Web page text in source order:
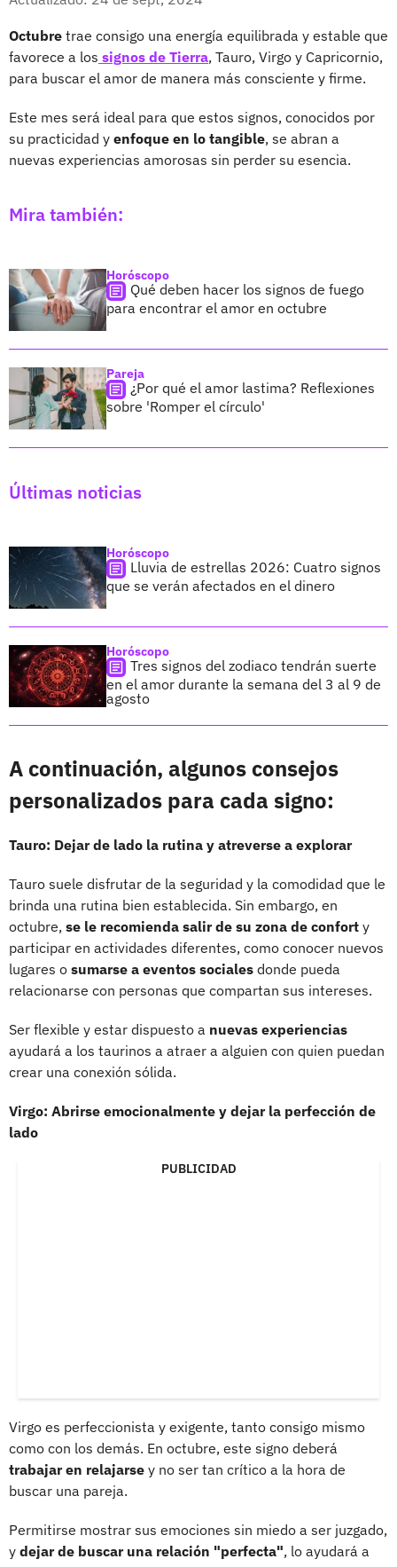
Octubre trae consigo una energía equilibrada y estable que
favorece a los signos de Tierra, Tauro, Virgo y Capricornio,
para buscar el amor de manera más consciente y firme.
Este mes será ideal para que estos signos, conocidos por
su practicidad y enfoque en lo tangible, se abran a
nuevas experiencias amorosas sin perder su esencia.
Mira también:
Horóscopo
Qué deben hacer los signos de fuego
para encontrar el amor en octubre
Pareja
¿Por qué el amor lastima? Reflexiones
sobre 'Romper el círculo'
Últimas noticias
Horóscopo
Lluvia de estrellas 2026: Cuatro signos
que se verán afectados en el dinero
Horóscopo
Tres signos del zodiaco tendrán suerte
en el amor durante la semana del 3 al 9 de
agosto
A continuación, algunos consejos
personalizados para cada signo:
Tauro: Dejar de lado la rutina y atreverse a explorar
Tauro suele disfrutar de la seguridad y la comodidad que le
brinda una rutina bien establecida. Sin embargo, en
octubre, se le recomienda salir de su zona de confort y
participar en actividades diferentes, como conocer nuevos
lugares o sumarse a eventos sociales donde pueda
relacionarse con personas que compartan sus intereses.
Ser flexible y estar dispuesto a nuevas experiencias
ayudará a los taurinos a atraer a alguien con quien puedan
crear una conexión sólida.
Virgo: Abrirse emocionalmente y dejar la perfección de
lado
PUBLICIDAD
Virgo es perfeccionista y exigente, tanto consigo mismo
como con los demás. En octubre, este signo deberá
trabajar en relajarse y no ser tan crítico a la hora de
buscar una pareja.
Permitirse mostrar sus emociones sin miedo a ser juzgado,
y dejar de buscar una relación "perfecta", lo ayudará a